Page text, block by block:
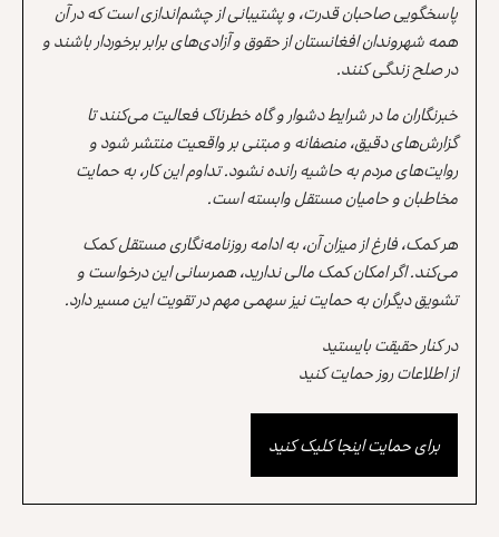
پاسخگویی صاحبان قدرت، و پشتیبانی از چشم‌اندازی است که در آن
همه شهروندان افغانستان از حقوق و آزادی‌های برابر برخوردار باشند و
در صلح زندگی کنند.
خبرنگاران ما در شرایط دشوار و گاه خطرناک فعالیت می‌کنند تا
گزارش‌های دقیق، منصفانه و مبتنی بر واقعیت منتشر شود و
روایت‌های مردم به حاشیه رانده نشود. تداوم این کار، به حمایت
مخاطبان و حامیان مستقل وابسته است.
هر کمک، فارغ از میزان آن، به ادامه روزنامه‌نگاری مستقل کمک
می‌کند. اگر امکان کمک مالی ندارید، همرسانی این درخواست و
تشویق دیگران به حمایت نیز سهمی مهم در تقویت این مسیر دارد.
در کنار حقیقت بایستید
از اطلاعات روز حمایت کنید
برای حمایت اینجا کلیک کنید